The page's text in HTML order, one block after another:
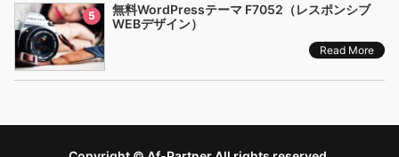
5
無料WordPressテーマ F7052（レスポンシブ
WEBデザイン）
Read More